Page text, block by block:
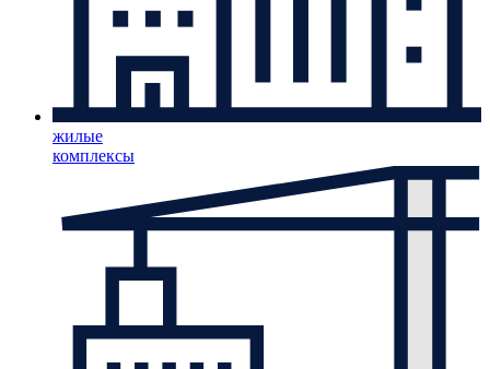
жилые
комплексы